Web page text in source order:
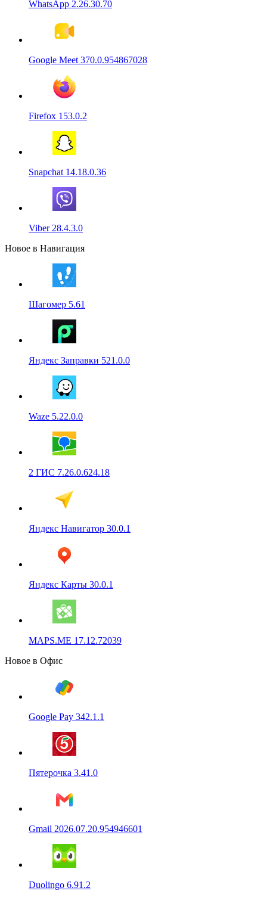
WhatsApp 2.26.30.70
Google Meet 370.0.954867028
Firefox 153.0.2
Snapchat 14.18.0.36
Viber 28.4.3.0
Новое в Навигация
Шагомер 5.61
Яндекс Заправки 521.0.0
Waze 5.22.0.0
2 ГИС 7.26.0.624.18
Яндекс Навигатор 30.0.1
Яндекс Карты 30.0.1
MAPS.ME 17.12.72039
Новое в Офис
Google Pay 342.1.1
Пятерочка 3.41.0
Gmail 2026.07.20.954946601
Duolingo 6.91.2